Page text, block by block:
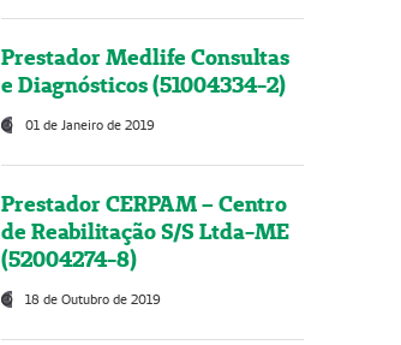
Prestador Medlife Consultas
e Diagnósticos (51004334-2)
01 de Janeiro de 2019
Prestador CERPAM – Centro
de Reabilitação S/S Ltda-ME
(52004274-8)
18 de Outubro de 2019